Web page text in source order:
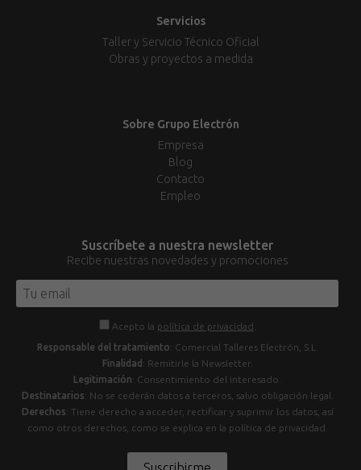
Servicios
Taller y Servicio Técnico Oficial
Obras y proyectos a medida
Sobre Grupo Electrón
Empresa
Blog
Contacto
Empleo
Suscríbete a nuestra newsletter
Recibe nuestras novedades y promociones
Acepto la política de privacidad
Responsable del tratamiento: Comercial Talleres Electrón, S.L.
Finalidad : Remitirle la Newsletter.
Legitimación: Consentimiento del interesado.
Destinatarios: No se cederán datos a terceros, salvo obligación legal.
Derechos: Tiene derecho a acceder, rectificar y suprimir los datos, así
como otros derechos, como se explica en la política de privacidad.